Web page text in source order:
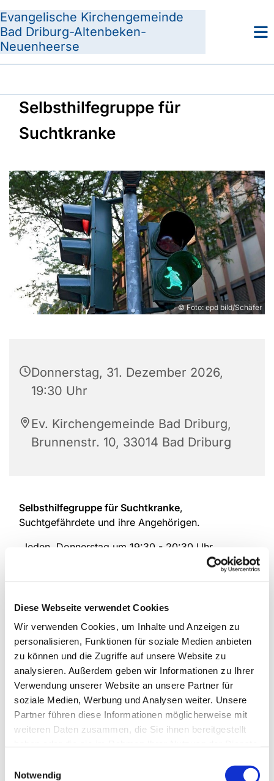
Diese Webseite verwendet Cookies
Wir verwenden Cookies, um Inhalte und Anzeigen zu
personalisieren, Funktionen für soziale Medien anbieten
zu können und die Zugriffe auf unsere Website zu
analysieren. Außerdem geben wir Informationen zu Ihrer
Verwendung unserer Website an unsere Partner für
soziale Medien, Werbung und Analysen weiter. Unsere
Partner führen diese Informationen möglicherweise mit
weiteren Daten zusammen, die Sie ihnen bereitgestellt
Notwendig
Evangelische Kirchengemeinde
Bad Driburg-Altenbeken-
Neuenheerse
Selbsthilfegruppe für
Suchtkranke
© Foto: epd bild/Schäfer
Donnerstag, 31. Dezember 2026,
19:30 Uhr
Ev. Kirchengemeinde Bad Driburg,
Brunnenstr. 10, 33014 Bad Driburg
Selbsthilfegruppe für Suchtkranke,
Suchtgefährdete und ihre Angehörigen.
Jeden Donnerstag um 19:30 - 20:30 Uhr.
Die Gruppe wird von einer Fachkraft betreut.